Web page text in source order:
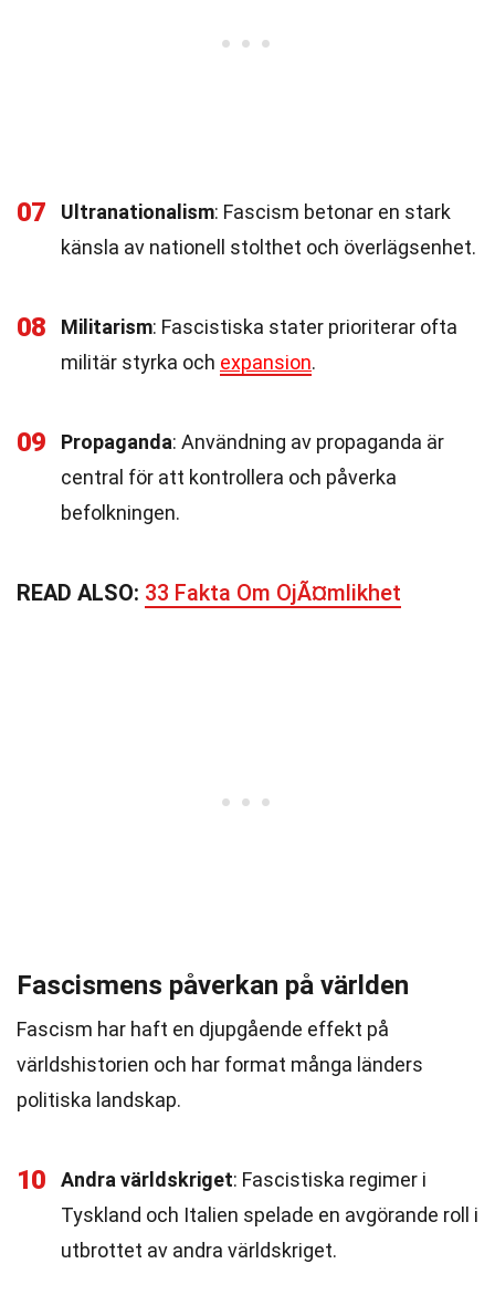
07 Ultranationalism: Fascism betonar en stark
känsla av nationell stolthet och överlägsenhet.
08 Militarism: Fascistiska stater prioriterar ofta
militär styrka och expansion.
09 Propaganda: Användning av propaganda är
central för att kontrollera och påverka
befolkningen.
READ ALSO: 33 Fakta Om OjÃ¤mlikhet
Fascismens påverkan på världen
Fascism har haft en djupgående effekt på
världshistorien och har format många länders
politiska landskap.
10 Andra världskriget: Fascistiska regimer i
Tyskland och Italien spelade en avgörande roll i
utbrottet av andra världskriget.